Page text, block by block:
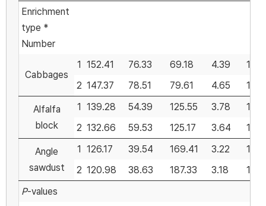
Enrichment
type *
Number
Cabbages
1 152.41 76.33 69.18 4.39
1.67
2 147.37 78.51 79.61 4.65 1.74
Alfalfa
block
1 139.28 54.39 125.55 3.78
1.49
2 132.66 59.53 125.17 3.64 1.43
Angle
sawdust
1 126.17 39.54 169.41 3.22
1.32
2 120.98 38.63 187.33 3.18
1.29
P-values